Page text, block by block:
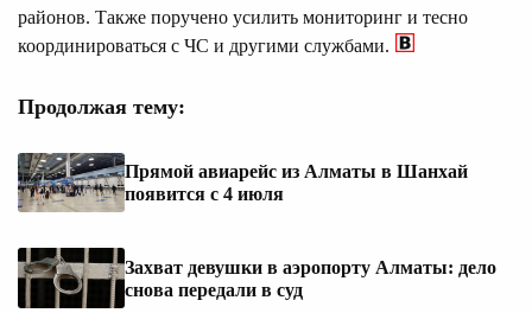
районов. Также поручено усилить мониторинг и тесно
координироваться с ЧС и другими службами.
Продолжая тему:
Прямой авиарейс из Алматы в Шанхай
появится с 4 июля
Захват девушки в аэропорту Алматы: дело
снова передали в суд